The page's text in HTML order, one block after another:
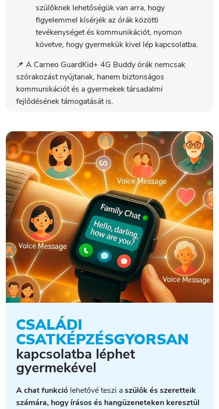
szülőknek lehetőségük van arra, hogy
figyelemmel kísérjék az órák közötti
tevékenységet és kommunikációt, nyomon
követve, hogy gyermekük kivel lép kapcsolatba.
📌 A Carneo GuardKid+ 4G Buddy órák nemcsak
szórakozást nyújtanak, hanem biztonságos
kommunikációt és a gyermekek társadalmi
fejlődésének támogatását is.
CSALÁDI
CSATKÉPZÉSGYORSAN
kapcsolatba léphet
gyermekével
A chat funkció lehetővé teszi aszülők és szeretteik
számára, hogy írásos és hangüzeneteken keresztül